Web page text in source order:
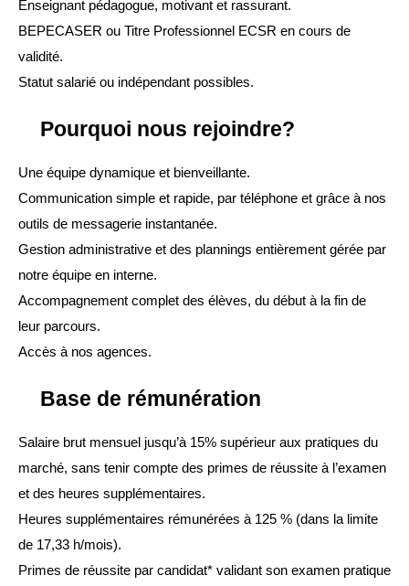
Enseignant pédagogue, motivant et rassurant.
BEPECASER ou Titre Professionnel ECSR en cours de
validité.
Statut salarié ou indépendant possibles.
Pourquoi nous rejoindre?
Une équipe dynamique et bienveillante.
Communication simple et rapide, par téléphone et grâce à nos
outils de messagerie instantanée.
Gestion administrative et des plannings entièrement gérée par
notre équipe en interne.
Accompagnement complet des élèves, du début à la fin de
leur parcours.
Accès à nos agences.
Base de rémunération
Salaire brut mensuel jusqu’à 15% supérieur aux pratiques du
marché, sans tenir compte des primes de réussite à l’examen
et des heures supplémentaires.
Heures supplémentaires rémunérées à 125 % (dans la limite
de 17,33 h/mois).
Primes de réussite par candidat* validant son examen pratique